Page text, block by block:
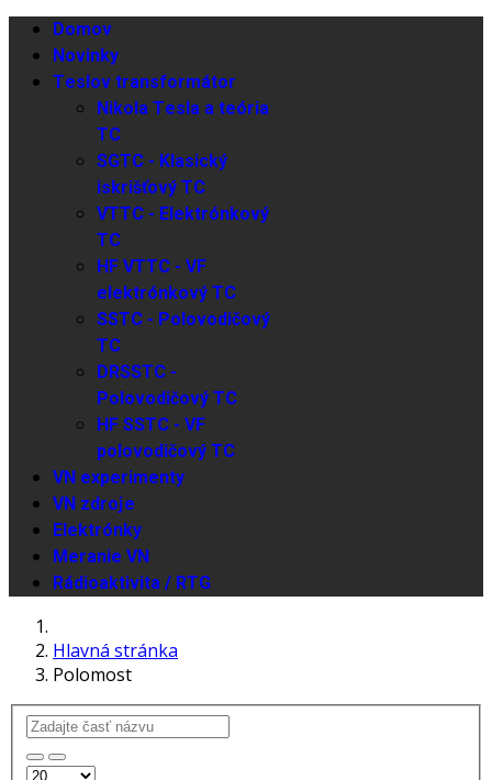
Domov
Novinky
Teslov transformátor
Nikola Tesla a teória
TC
SGTC - Klasický
iskrišťový TC
VTTC - Elektrónkový
TC
HF VTTC - VF
elektrónkový TC
SSTC - Polovodičový
TC
DRSSTC -
Polovodičový TC
HF SSTC - VF
polovodičový TC
VN experimenty
VN zdroje
Elektrónky
Meranie VN
Rádioaktivita / RTG
Hlavná stránka
Polomost